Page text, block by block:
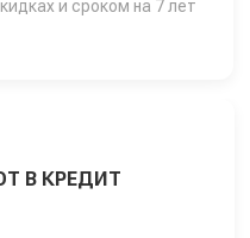
и сроком на 7 лет
В КРЕДИТ